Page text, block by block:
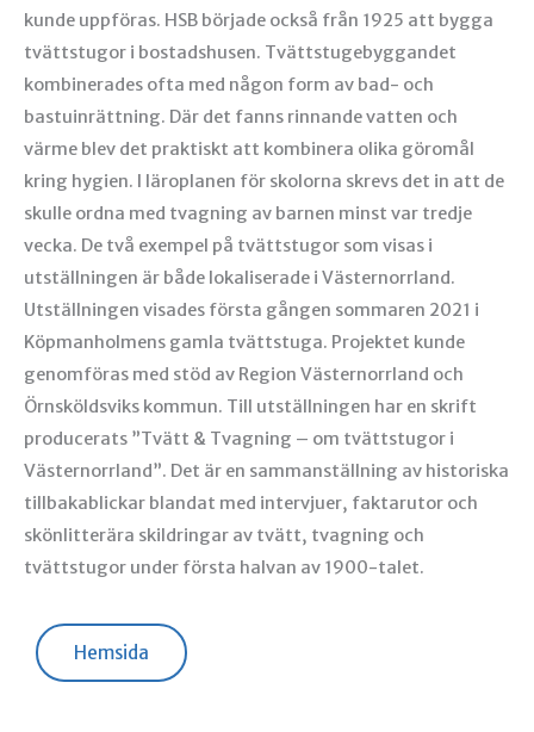
kunde uppföras. HSB började också från 1925 att bygga
tvättstugor i bostadshusen. Tvättstugebyggandet
kombinerades ofta med någon form av bad- och
bastuinrättning. Där det fanns rinnande vatten och
värme blev det praktiskt att kombinera olika göromål
kring hygien. I läroplanen för skolorna skrevs det in att de
skulle ordna med tvagning av barnen minst var tredje
vecka. De två exempel på tvättstugor som visas i
utställningen är både lokaliserade i Västernorrland.
Utställningen visades första gången sommaren 2021 i
Köpmanholmens gamla tvättstuga. Projektet kunde
genomföras med stöd av Region Västernorrland och
Örnsköldsviks kommun. Till utställningen har en skrift
producerats ”Tvätt & Tvagning – om tvättstugor i
Västernorrland”. Det är en sammanställning av historiska
tillbakablickar blandat med intervjuer, faktarutor och
skönlitterära skildringar av tvätt, tvagning och
tvättstugor under första halvan av 1900-talet.
Hemsida